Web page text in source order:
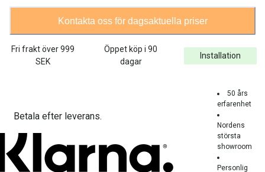
Kontakta oss för dagsaktuella priser
Fri frakt över999
SEK
Öppet köp i 90
dagar
Installation
Betala efter leverans.
50 års
erfarenhet
Nordens
största
showroom
Personlig